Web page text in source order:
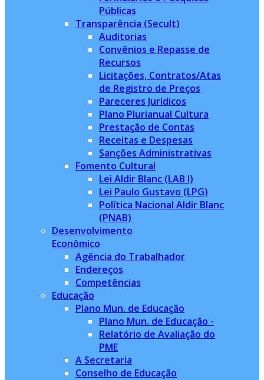
Públicas
Transparência (Secult)
Auditorias
Convênios e Repasse de
Recursos
Licitações, Contratos/Atas
de Registro de Preços
Pareceres Jurídicos
Plano Plurianual Cultura
Prestação de Contas
Receitas e Despesas
Sanções Administrativas
Fomento Cultural
Lei Aldir Blanc (LAB I)
Lei Paulo Gustavo (LPG)
Política Nacional Aldir Blanc
(PNAB)
Desenvolvimento
Econômico
Agência do Trabalhador
Endereços
Competências
Educação
Plano Mun. de Educação
Plano Mun. de Educação -
Relatório de Avaliação do
PME
A Secretaria
Conselho de Educação